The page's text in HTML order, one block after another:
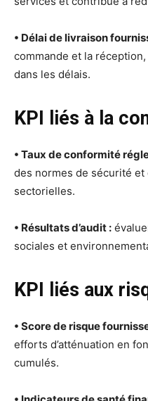
• Délai de livraison
commande et la
dans les délais.
KPI liés à la
• Taux de conformité
des normes de sécurité
sectorielles.
• Résultats d’audit :
sociales et
KPI liés aux
• Score de risque
efforts d’atténuation en
cumulés.